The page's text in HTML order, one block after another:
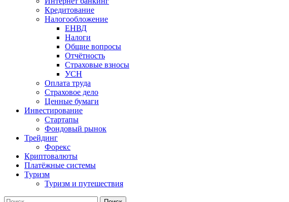
Кредитование
Налогообложение
ЕНВД
Налоги
Общие вопросы
Отчётность
Страховые взносы
УСН
Оплата труда
Страховое дело
Ценные бумаги
Инвестирование
Стартапы
Фондовый рынок
Трейдинг
Форекс
Криптовалюты
Платёжные системы
Туризм
Туризм и путешествия